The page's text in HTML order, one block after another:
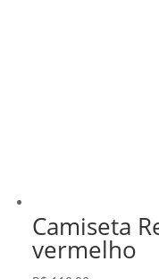
Camiseta
vermelho